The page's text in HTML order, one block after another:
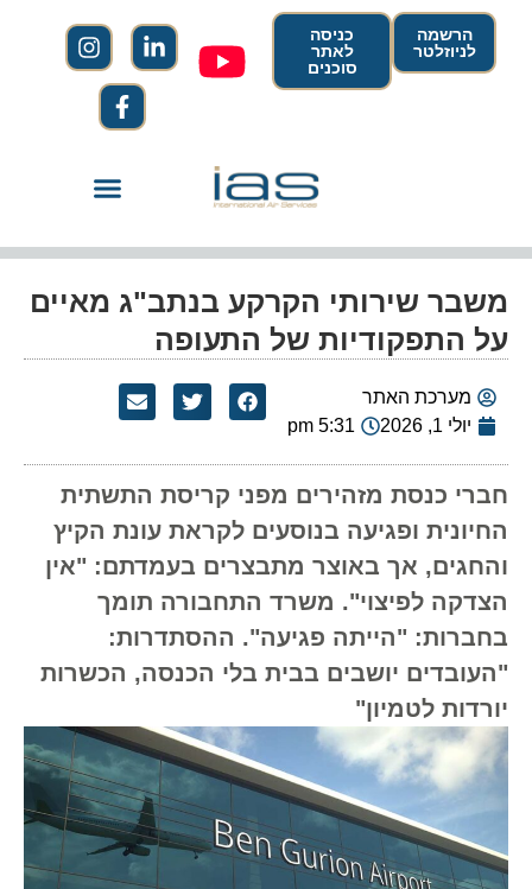
הרשמה
לניוזלטר
כניסה
לאתר
סוכנים
משבר שירותי הקרקע בנתב"ג מאיים
על התפקודיות של התעופה
מערכת האתר
יולי 1, 2026
5:31 pm
חברי כנסת מזהירים מפני קריסת התשתית
החיונית ופגיעה בנוסעים לקראת עונת הקיץ
והחגים, אך באוצר מתבצרים בעמדתם: "אין
הצדקה לפיצוי". משרד התחבורה תומך
בחברות: "הייתה פגיעה". ההסתדרות:
"העובדים יושבים בבית בלי הכנסה, הכשרות
יורדות לטמיון"